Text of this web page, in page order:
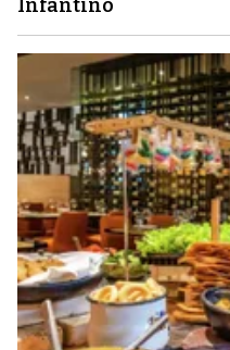
Infantino